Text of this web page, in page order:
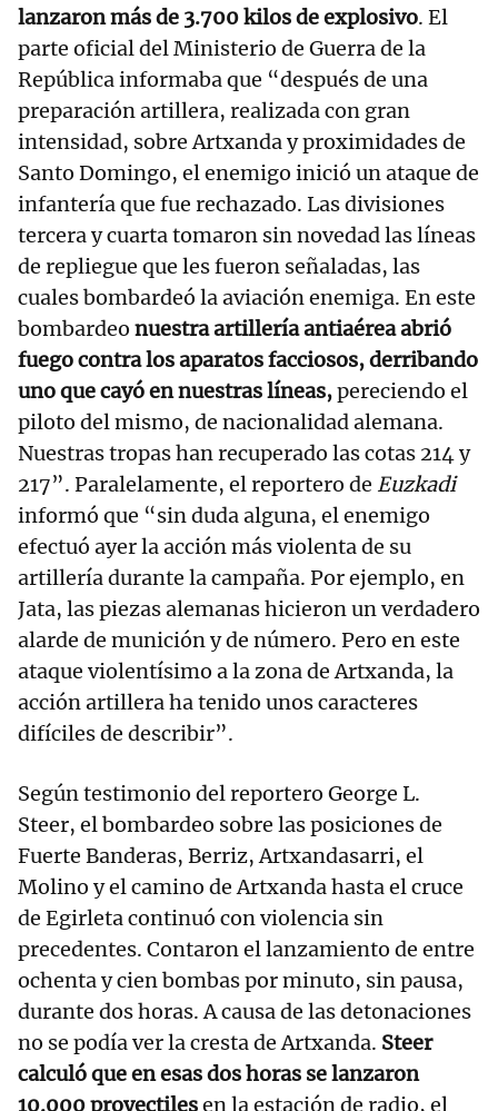
lanzaron más de 3.700 kilos de explosivo. El
parte oficial del Ministerio de Guerra de la
República informaba que “después de una
preparación artillera, realizada con gran
intensidad, sobre Artxanda y proximidades de
Santo Domingo, el enemigo inició un ataque de
infantería que fue rechazado. Las divisiones
tercera y cuarta tomaron sin novedad las líneas
de repliegue que les fueron señaladas, las
cuales bombardeó la aviación enemiga. En este
bombardeo nuestra artillería antiaérea abrió
fuego contra los aparatos facciosos, derribando
uno que cayó en nuestras líneas,pereciendo el
piloto del mismo, de nacionalidad alemana.
Nuestras tropas han recuperado las cotas 214 y
217”. Paralelamente, el reportero de Euzkadi
informó que “sin duda alguna, el enemigo
efectuó ayer la acción más violenta de su
artillería durante la campaña. Por ejemplo, en
Jata, las piezas alemanas hicieron un verdadero
alarde de munición y de número. Pero en este
ataque violentísimo a la zona de Artxanda, la
acción artillera ha tenido unos caracteres
difíciles de describir”.
Según testimonio del reportero George L.
Steer, el bombardeo sobre las posiciones de
Fuerte Banderas, Berriz, Artxandasarri, el
Molino y el camino de Artxanda hasta el cruce
de Egirleta continuó con violencia sin
precedentes. Contaron el lanzamiento de entre
ochenta y cien bombas por minuto, sin pausa,
durante dos horas. A causa de las detonaciones
no se podía ver la cresta de Artxanda. Steer
calculó que en esas dos horas se lanzaron
10.000 proyectilesen la estación de radio, el